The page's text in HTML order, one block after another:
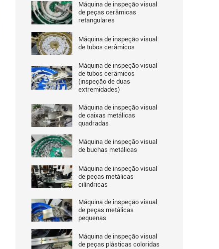
Máquina de inspeção visual
de peças cerâmicas
retangulares
Máquina de inspeção visual
de tubos cerâmicos
Máquina de inspeção visual
de tubos cerâmicos
(inspeção de duas
extremidades)
Máquina de inspeção visual
de caixas metálicas
quadradas
Máquina de inspeção visual
de buchas metálicas
Máquina de inspeção visual
de peças metálicas
cilíndricas
Máquina de inspeção visual
de peças metálicas
pequenas
Máquina de inspeção visual
de peças plásticas coloridas